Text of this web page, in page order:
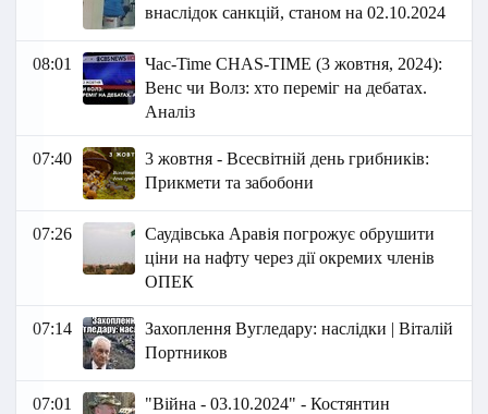
внаслідок санкцій, станом на 02.10.2024
08:01
Час-Time CHAS-TIME (3 жовтня, 2024):
Венс чи Волз: хто переміг на дебатах.
Аналіз
07:40
3 жовтня - Всесвітній день грибників:
Прикмети та забобони
07:26
Саудівська Аравія погрожує обрушити
ціни на нафту через дії окремих членів
ОПЕК
07:14
Захоплення Вугледару: наслідки | Віталій
Портников
07:01
"Війна - 03.10.2024" - Костянтин